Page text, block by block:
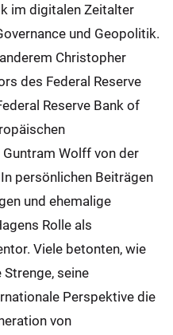
im digitalen Zeitalter
und Geopolitik.
Christopher
des Federal Reserve
Reserve Bank of
Wolff von der
persönlichen Beiträgen
und ehemalige
Rolle als
Viele betonten, wie
seine
Perspektive die
von